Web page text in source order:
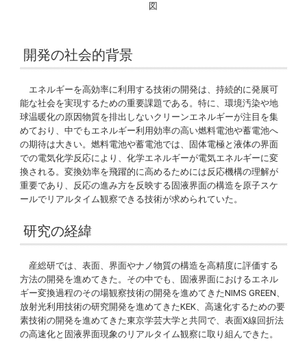
図
開発の社会的背景
エネルギーを高効率に利用する技術の開発は、持続的に発展可
能な社会を実現するための重要課題である。特に、環境汚染や地
球温暖化の原因物質を排出しないクリーンエネルギーが注目を集
めており、中でもエネルギー利用効率の高い燃料電池や蓄電池へ
の期待は大きい。燃料電池や蓄電池では、固体電極と液体の界面
での電気化学反応により、化学エネルギーが電気エネルギーに変
換される。変換効率を飛躍的に高めるためには反応機構の理解が
重要であり、反応の進み方を反映する固液界面の構造を原子スケ
ールでリアルタイム観察できる技術が求められていた。
研究の経緯
産総研では、表面、界面やナノ物質の構造を高精度に評価する
方法の開発を進めてきた。その中でも、固液界面におけるエネル
ギー変換過程のその場観察技術の開発を進めてきたNIMS GREEN、
放射光利用技術の研究開発を進めてきたKEK、高速化するための要
素技術の開発を進めてきた東京学芸大学と共同で、表面X線回折法
の高速化と固液界面現象のリアルタイム観察に取り組んできた。